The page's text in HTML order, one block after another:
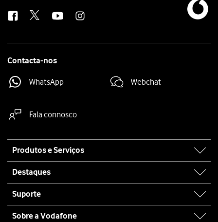
Contacta-nos
WhatsApp Webchat
Fala connosco
map
Produtos e Serviços
Destaques
Suporte
Sobre a Vodafone